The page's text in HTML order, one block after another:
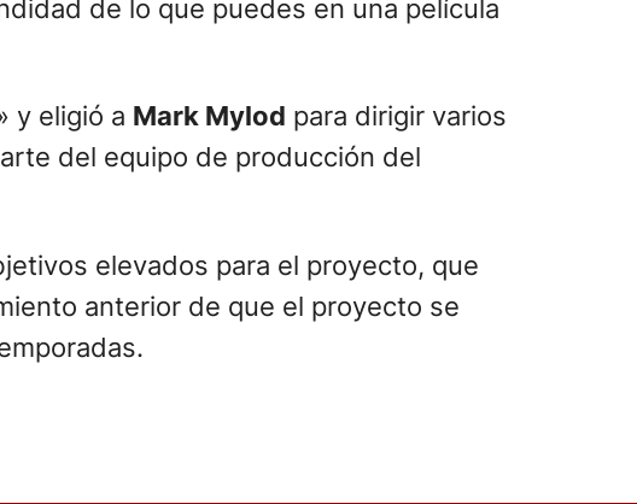
de lo que puedes en una película
y eligió a Mark Mylod para dirigir varios
del equipo de producción del
elevados para el proyecto, que
anterior de que el proyecto se